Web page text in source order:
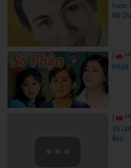
trước
Mỹ
PHẬN
Vũ
Beo